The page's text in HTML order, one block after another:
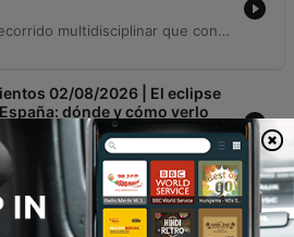
Este episodio ofrece un recorrido multidisciplinar que conecta la exploración espacial con la profundidad de los vínculos biológicos y la historia. A través de una entrevista con Juan Carlos Cortés, se analiza la misión Artemis y el papel tecnológico de España y Europa en la nueva era lunar, abordando también los desafíos de la autonomía espacial y la cooperación internacional. La conversación transita hacia temas de psicología y biología, explorando desde las adicciones tecnológicas y la importancia de la educación como 'vacuna' mental, hasta el vínculo emocional entre humanos y animales. El programa concluye con relatos conmovedores sobre la historia literaria, la figura del Papa Luna y testimonios personales de supervivencia extrema.
02/08/2026 | El eclipse
dónde y cómo verlo
En este episodio, exploramos una amplia variedad de temas que conectan la historia, la ciencia y las emociones. Desde el análisis literario de la situación de la mujer en el siglo XIX y los mitos sobre los Illuminati de Baviera, hasta las lecciones de supervivencia y conexión emocional aprendidas en una reserva de lobos en Nuevo México. También abordamos la importancia de la gestión del dolor emocional a través de la psicoterapia, los hitos astronómicos para 2027 y el desmentido de diversos mitos nutricionales. El viaje concluye con reflexiones sobre la historia medieval, el duelo por las mascotas y los descubrimientos neurocientíficos sobre cómo nuestro cerebro procesa el olvido.
27/07/2026 | El misterio
de Federico García Lorca